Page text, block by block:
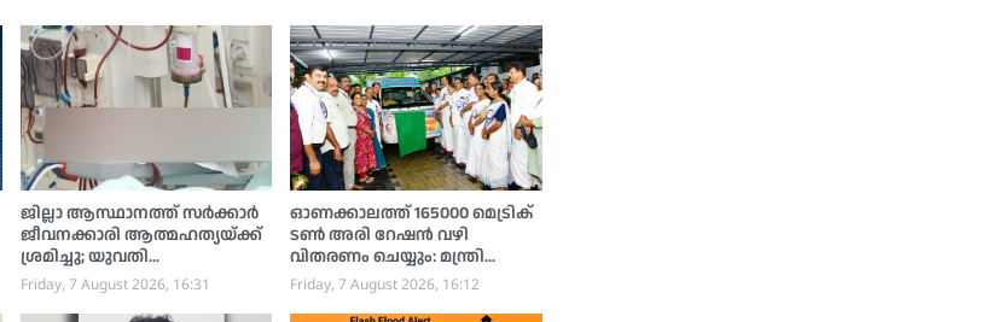
ജില്ലാ ആസ്ഥാനത്ത് സര്‍ക്കാര്‍
ജീവനക്കാരി ആത്മഹത്യയ്ക്ക്
ശ്രമിച്ചു; യുവതി
ആശുപത്രിയില്‍
Friday, 7 August 2026, 16:31
ഓണക്കാലത്ത് 165000 മെട്രിക്
ടണ്‍ അരി റേഷന്‍ വഴി
വിതരണം ചെയ്യും: മന്ത്രി
അനൂപ് ജേക്കബ്
Friday, 7 August 2026, 16:12